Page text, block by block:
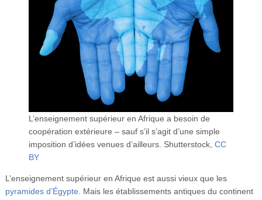
L’enseignement supérieur en Afrique a besoin de
coopération extérieure – sauf s’il s’agit d’une simple
imposition d’idées venues d’ailleurs. Shutterstock, CC
BY
L’enseignement supérieur en Afrique est aussi vieux que les
pyramides d’Égypte . Mais les établissements antiques du continent